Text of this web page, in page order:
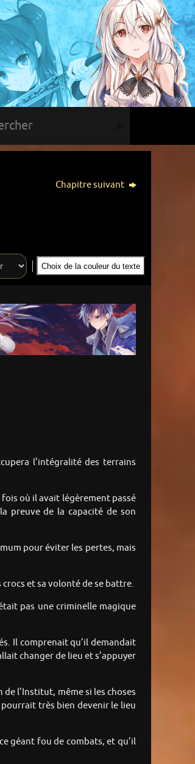
Chapitre suivant
Choix de la couleur du texte
l’intégralité des terrains
où il avait légèrement passé
preuve de la capacité de son
pour éviter les pertes, mais
et sa volonté de se battre.
pas une criminelle magique
Il comprenait qu’il demandait
changer de lieu et s’appuyer
l’Institut, même si les choses
très bien devenir le lieu
géant fou de combats, et qu’il